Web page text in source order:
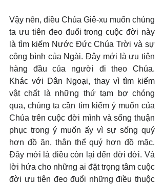
Vậy nên, điều Chúa Giê-xu muốn chúng
ta ưu tiên đeo đuổi trong cuộc đời này
là tìm kiếm Nước Đức Chúa Trời và sự
công bình của Ngài. Đây mới là ưu tiên
hàng đầu của người đi theo Chúa.
Khác với Dân Ngoại, thay vì tìm kiếm
vật chất là những thứ tạm bợ chóng
qua, chúng ta cần tìm kiếm ý muốn của
Chúa trên cuộc đời mình và sống thuận
phục trong ý muốn ấy vì sự sống quý
hơn đồ ăn, thân thể quý hơn đồ mặc.
Đây mới là điều còn lại đến đời đời. Và
lời hứa cho những ai đặt trọng tâm cuộc
đời ưu tiên đeo đuổi những điều thuộc